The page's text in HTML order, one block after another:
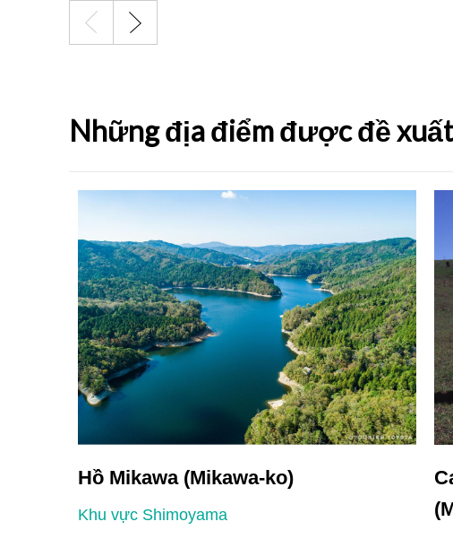
Những địa điểm được đề xuất
Hồ Mikawa (Mikawa-ko)
Khu vực Shimoyama